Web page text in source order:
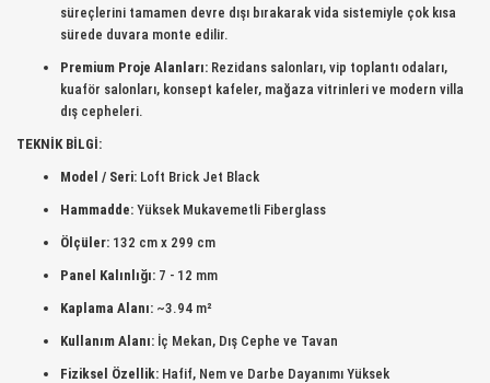
süreçlerini tamamen devre dışı bırakarak vida sistemiyle çok kısa
sürede duvara monte edilir.
Premium Proje Alanları: Rezidans salonları, vip toplantı odaları,
kuaför salonları, konsept kafeler, mağaza vitrinleri ve modern villa
dış cepheleri.
TEKNİK BİLGİ:
Model / Seri: Loft Brick Jet Black
Hammadde: Yüksek Mukavemetli Fiberglass
Ölçüler: 132 cm x 299 cm
Panel Kalınlığı: 7 - 12 mm
Kaplama Alanı: ~3.94 m²
Kullanım Alanı: İç Mekan, Dış Cephe ve Tavan
Fiziksel Özellik: Hafif, Nem ve Darbe Dayanımı Yüksek